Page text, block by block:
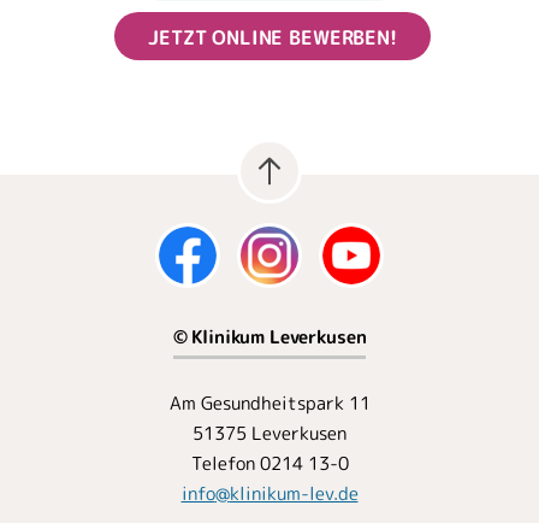
JETZT ONLINE BEWERBEN!
© Klinikum Leverkusen
Am Gesundheitspark 11
51375 Leverkusen
Telefon 0214 13-0
info@klinikum-lev.de